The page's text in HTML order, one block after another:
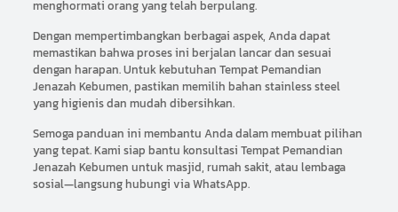
menghormati orang yang telah berpulang.
Dengan mempertimbangkan berbagai aspek, Anda dapat
memastikan bahwa proses ini berjalan lancar dan sesuai
dengan harapan. Untuk kebutuhan Tempat Pemandian
Jenazah Kebumen, pastikan memilih bahan stainless steel
yang higienis dan mudah dibersihkan.
Semoga panduan ini membantu Anda dalam membuat pilihan
yang tepat. Kami siap bantu konsultasi Tempat Pemandian
Jenazah Kebumen untuk masjid, rumah sakit, atau lembaga
sosial—langsung hubungi via WhatsApp.